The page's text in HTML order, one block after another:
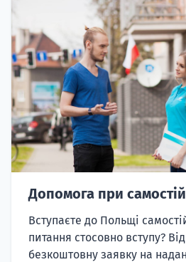
Допомога при
Вступаєте до Польщі
питання стосовно вступу?
безкоштовну заявку на